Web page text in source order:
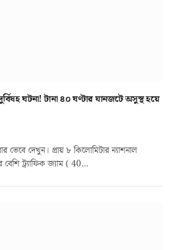
ঘটনা! টানা ৪০ ঘণ্টার যানজটে অসুস্থ হয়ে
ভেবে দেখুন। প্রায় ৮ কিলোমিটার ন্যাশনাল
বেশি ট্র্যাফিক জ্যাম ( 40…